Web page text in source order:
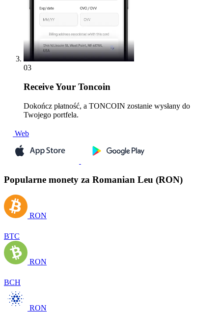
03
ReceiveYour Toncoin
Dokończ płatność, a TONCOIN zostanie wysłany do
Twojego portfela.
Web
Popularne monety za Romanian Leu (RON)
RON
BTC
RON
BCH
RON